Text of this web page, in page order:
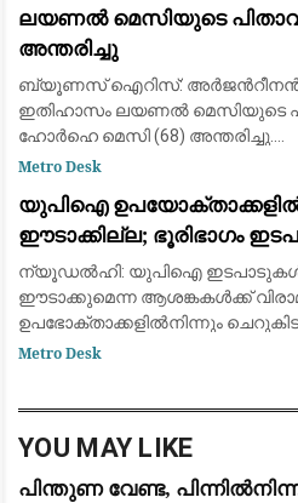
പ്രയാഗ്‌രാജിലെ കെ.പി.
ലയണൽ മെസിയുടെ
അന്തരിച്ചു
ബ്യൂണസ് ഐറിസ്: അർജന്‍റീനൻ
ഇതിഹാസം ലയണൽ മെസിയുടെ
ഹോർഹെ മെസി (68) അന്തരിച്ചു.
അർജന്‍റീനയിലെ
വെള്ളിയാഴ്ച രാത്രി
ഏറെക്കാ
Metro Desk
യുപിഐ
ഈടാക്കില്ല; ഭൂരിഭാഗം
വ്യാപാരികൾക്കും
കേന്ദ്ര സർക്കാർ
ന്യൂഡൽഹി: യുപിഐ
ഈടാക്കുമെന്ന ആശങ്കകൾക്ക്
ഉപഭോക്താക്കളിൽനിന്നും ചെറുകിട
വ്യാപാരികളിൽനിന്നും ഇത്തരം
Metro Desk
YOU MAY LIKE
പിന്തുണ വേണ്ട,